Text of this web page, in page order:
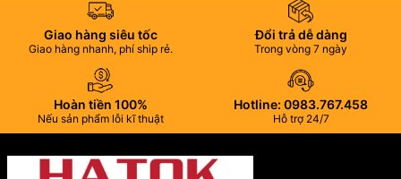
​​Độ mở : 38mm
Đường kính ống: 6~46mm
Chiều dài: 254mm
Khối lượng: 330g
Trọng lượng: 1500g
Thương hiệu: Hatok
Giao hàng siêu tốc
Giao hàng nhanh, phí ship rẻ.
Đổi trả dễ dàng
Trong vòng 7 ngày
Hoàn tiền 100%
Nếu sản phẩm lỗi kĩ thuật
Hotline: 0983.767.458
Hỗ trợ 24/7